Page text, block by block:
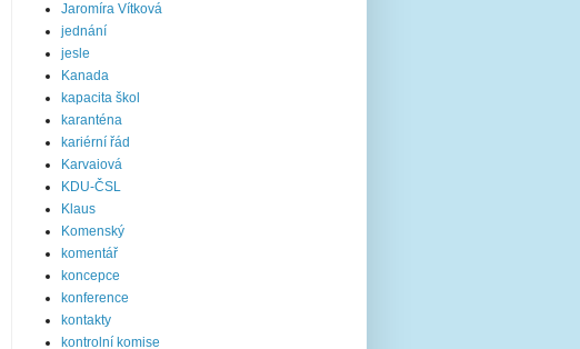
Jaromíra Vítková
jednání
jesle
Kanada
kapacita škol
karanténa
kariérní řád
Karvaiová
KDU-ČSL
Klaus
Komenský
komentář
koncepce
konference
kontakty
kontrolní komise